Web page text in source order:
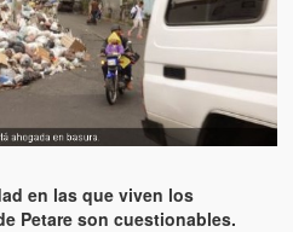
(The Jerk and the Reds in
with chavistas)
en las que viven los
Petare son cuestionables.